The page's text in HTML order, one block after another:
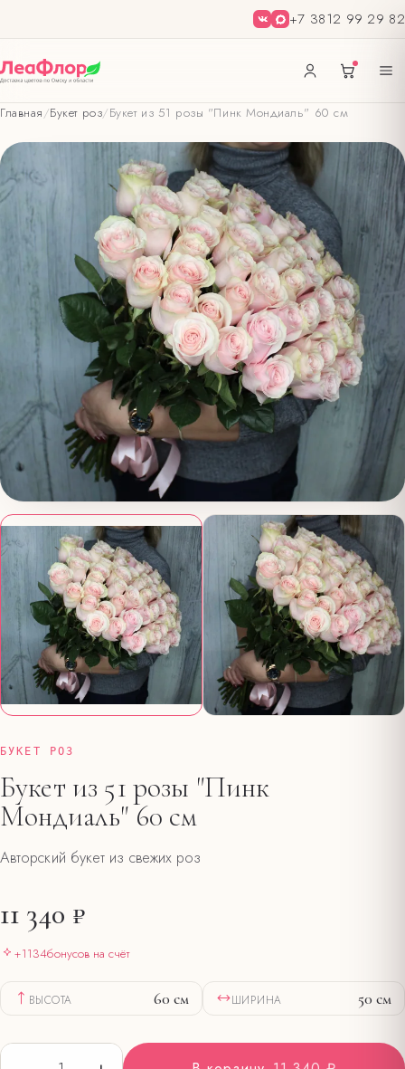
+7 3812 99 29 82
Главная/Букет роз/Букет из 51 розы "Пинк Мондиаль" 60 см
БУКЕТ РОЗ
Букет из 51 розы "Пинк
Мондиаль" 60 см
Авторский букет из свежих роз
11 340 ₽
+1134бонусов на счёт
ВЫСОТА 60 см ШИРИНА 50 см